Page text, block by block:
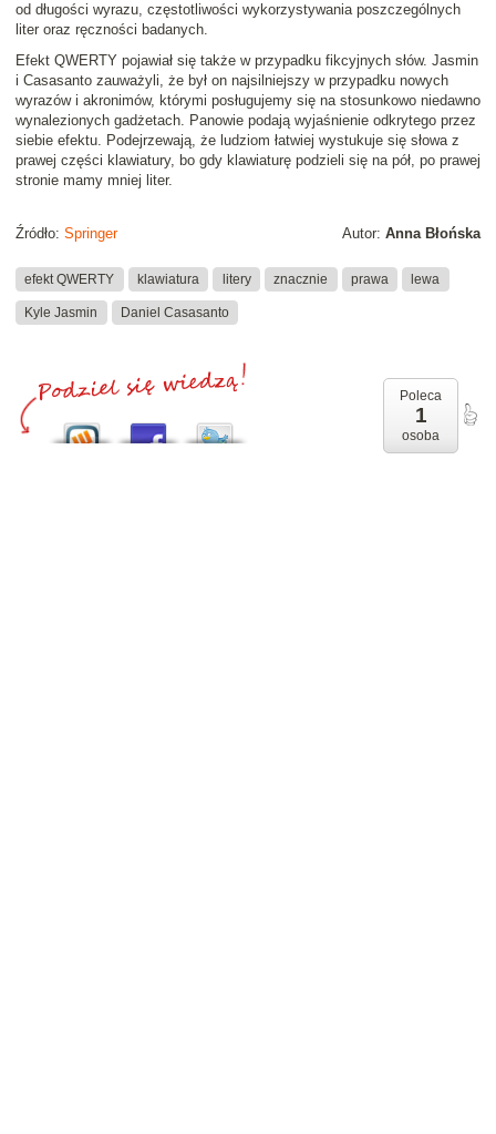
od długości wyrazu, częstotliwości wykorzystywania poszczególnych
liter oraz ręczności badanych.
Efekt QWERTY pojawiał się także w przypadku fikcyjnych słów. Jasmin
i Casasanto zauważyli, że był on najsilniejszy w przypadku nowych
wyrazów i akronimów, którymi posługujemy się na stosunkowo niedawno
wynalezionych gadżetach. Panowie podają wyjaśnienie odkrytego przez
siebie efektu. Podejrzewają, że ludziom łatwiej wystukuje się słowa z
prawej części klawiatury, bo gdy klawiaturę podzieli się na pół, po prawej
stronie mamy mniej liter.
Autor: Anna Błońska
Źródło: Springer
efekt QWERTY klawiatura litery znacznie prawa lewa
Kyle Jasmin Daniel Casasanto
Poleca
1
osoba